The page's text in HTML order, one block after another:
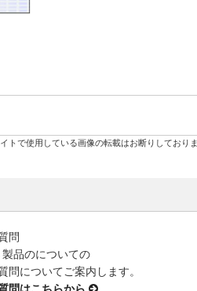
で使用している画像の転載はお断りしておりま
問
品のについての
問についてご案内します。